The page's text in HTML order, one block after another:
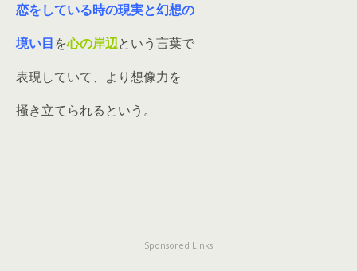
恋をしている時の現実と幻想の
境い目を心の岸辺という言葉で
表現していて、より想像力を
掻き立てられるという。
Sponsored Links